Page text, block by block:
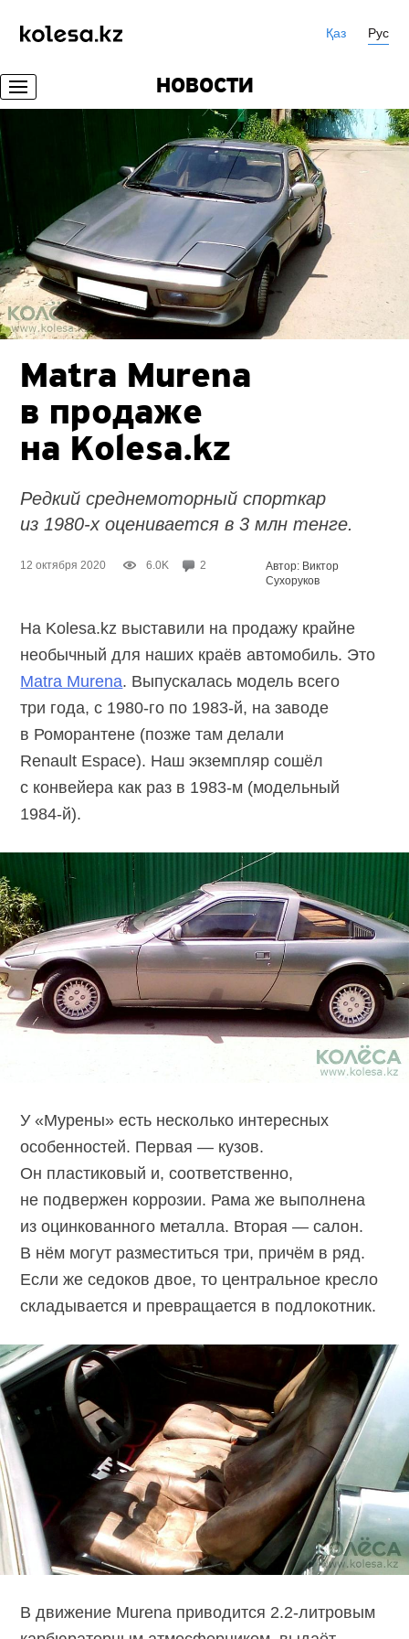
Қаз Рус
НОВОСТИ
Matra Murena
в продаже
на Kolesa.kz
Редкий среднемоторный спорткар
из 1980-х оценивается в 3 млн тенге.
12 октября 2020 6.0K 2
Автор: Виктор
Сухоруков
На Kolesa.kz выставили на продажу крайне
необычный для наших краёв автомобиль. Это
Matra Murena. Выпускалась модель всего
три года,с 1980-го по 1983-й, на заводе
в Роморантене (позже там делали
Renault Espace). Наш экземпляр сошёл
с конвейера как раз в 1983-м (модельный
1984-й).
У «Мурены» есть несколько интересных
особенностей. Первая — кузов.
Он пластиковый и, соответственно,
не подвержен коррозии. Рама же выполнена
из оцинкованного металла. Вторая — салон.
В нём могут разместиться три, причём в ряд.
Если же седоков двое, то центральное кресло
складывается и превращается в подлокотник.
В движение Murena приводится 2.2-литровым